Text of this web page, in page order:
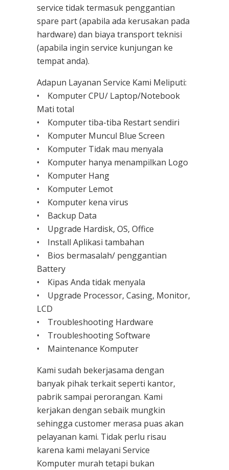
service tidak termasuk penggantian
spare part (apabila ada kerusakan pada
hardware) dan biaya transport teknisi
(apabila ingin service kunjungan ke
tempat anda).
Adapun Layanan Service Kami Meliputi:
• Komputer CPU/ Laptop/Notebook
Mati total
• Komputer tiba-tiba Restart sendiri
• Komputer Muncul Blue Screen
• Komputer Tidak mau menyala
• Komputer hanya menampilkan Logo
• Komputer Hang
• Komputer Lemot
• Komputer kena virus
• Backup Data
• Upgrade Hardisk, OS, Office
• Install Aplikasi tambahan
• Bios bermasalah/ penggantian
Battery
• Kipas Anda tidak menyala
• Upgrade Processor, Casing, Monitor,
LCD
• Troubleshooting Hardware
• Troubleshooting Software
• Maintenance Komputer
Kami sudah bekerjasama dengan
banyak pihak terkait seperti kantor,
pabrik sampai perorangan. Kami
kerjakan dengan sebaik mungkin
sehingga customer merasa puas akan
pelayanan kami. Tidak perlu risau
karena kami melayani Service
Komputer murah tetapi bukan